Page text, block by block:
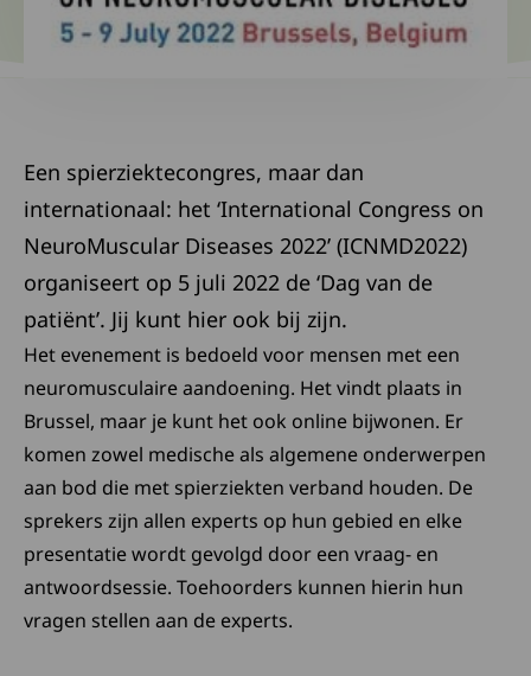
Een spierziektecongres, maar dan
internationaal: het ‘International Congress on
NeuroMuscular Diseases 2022’ (ICNMD2022)
organiseert op 5 juli 2022 de ‘Dag van de
patiënt’. Jij kunt hier ook bij zijn.
Het evenement is bedoeld voor mensen met een
neuromusculaire aandoening. Het vindt plaats in
Brussel, maar je kunt het ook online bijwonen. Er
komen zowel medische als algemene onderwerpen
aan bod die met spierziekten verband houden. De
sprekers zijn allen experts op hun gebied en elke
presentatie wordt gevolgd door een vraag- en
antwoordsessie. Toehoorders kunnen hierin hun
vragen stellen aan de experts.